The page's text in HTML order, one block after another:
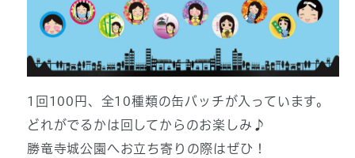
1回100円、全10種類の缶バッチが入っています。
どれがでるかは回してからのお楽しみ♪
勝竜寺城公園へお立ち寄りの際はぜひ！